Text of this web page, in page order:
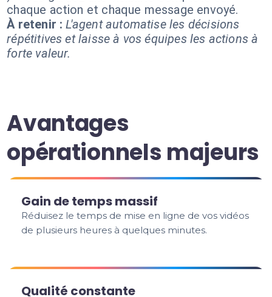
chaque action et chaque message envoyé.
À retenir : L'agent automatise les décisions
répétitives et laisse à vos équipes les actions à
forte valeur.
Avantages
opérationnels majeurs
Gain de temps massif
Réduisez le temps de mise en ligne de vos vidéos
de plusieurs heures à quelques minutes.
Qualité constante